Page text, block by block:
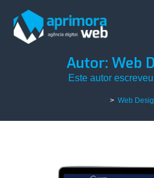
Autor: Web
Este autor
> Web